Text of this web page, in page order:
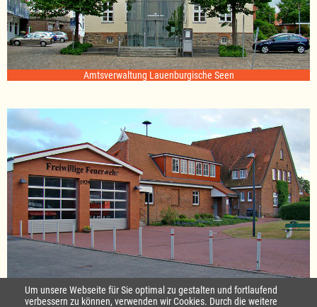
Amtsverwaltung Lauenburgische Seen
Standort Sterley
Um unsere Webseite für Sie optimal zu gestalten und fortlaufend
verbessern zu können, verwenden wir Cookies. Durch die weitere